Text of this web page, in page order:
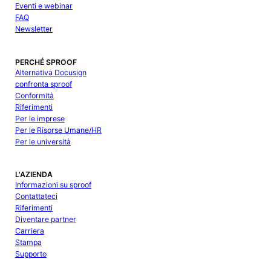
Eventi e webinar
FAQ
Newsletter
PERCHÉ SPROOF
Alternativa Docusign
confronta sproof
Conformità
Riferimenti
Per le imprese
Per le Risorse Umane/HR
Per le università
L'AZIENDA
Informazioni su sproof
Contattateci
Riferimenti
Diventare partner
Carriera
Stampa
Supporto